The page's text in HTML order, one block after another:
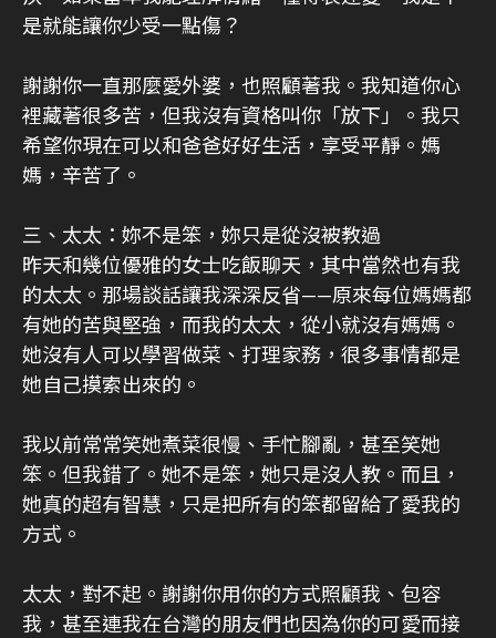
是就能讓你少受一點傷？
謝謝你一直那麼愛外婆，也照顧著我。我知道你心
裡藏著很多苦，但我沒有資格叫你「放下」。我只
希望你現在可以和爸爸好好生活，享受平靜。媽
媽，辛苦了。
三、太太：妳不是笨，妳只是從沒被教過
昨天和幾位優雅的女士吃飯聊天，其中當然也有我
的太太。那場談話讓我深深反省——原來每位媽媽都
有她的苦與堅強，而我的太太，從小就沒有媽媽。
她沒有人可以學習做菜、打理家務，很多事情都是
她自己摸索出來的。
我以前常常笑她煮菜很慢、手忙腳亂，甚至笑她
笨。但我錯了。她不是笨，她只是沒人教。而且，
她真的超有智慧，只是把所有的笨都留給了愛我的
方式。
太太，對不起。謝謝你用你的方式照顧我、包容
我，甚至連我在台灣的朋友們也因為你的可愛而接